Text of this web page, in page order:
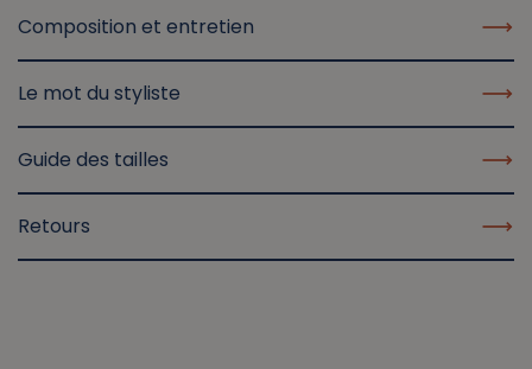
Composition et entretien
Le mot du styliste
Guide des tailles
Retours